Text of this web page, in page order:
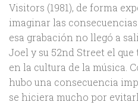
Visitors (1981), de forma
imaginar las
esa grabación no llegó a
Joel y su 52nd Street el
en la cultura de la música.
hubo una consecuencia
se hiciera mucho por